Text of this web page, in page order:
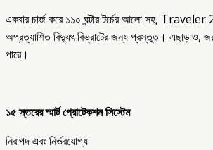
একবার চার্জ করে ১১০ ঘন্টার টর্চের আলো সহ, Traveler
অপ্রত্যাশিত বিদ্যুৎ বিভ্রাটের জন্য প্রস্তুত। এছাড়াও,
পারে।
১৫ স্তরের স্মার্ট প্রোটেকশন সিস্টেম
নিরাপদ এবং নির্ভরযোগ্য